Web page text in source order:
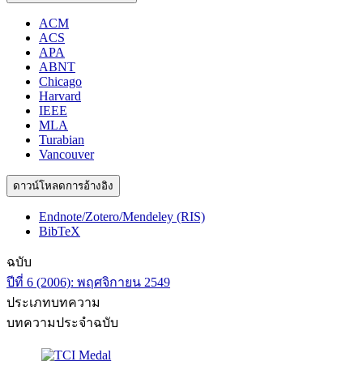
ACM
ACS
APA
ABNT
Chicago
Harvard
IEEE
MLA
Turabian
Vancouver
ดาวน์โหลดการอ้างอิง
Endnote/Zotero/Mendeley (RIS)
BibTeX
ฉบับ
ปีที่ 6 (2006): พฤศจิกายน 2549
ประเภทบทความ
บทความประจำฉบับ